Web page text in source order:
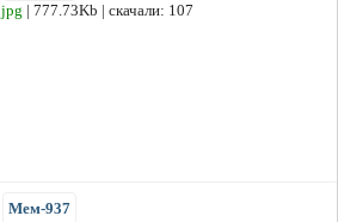
jpg | 777.73Kb | скачали: 107
Мем-937